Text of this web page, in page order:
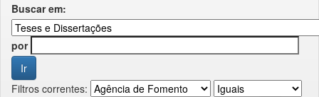
Buscar em:
por
Filtros correntes: